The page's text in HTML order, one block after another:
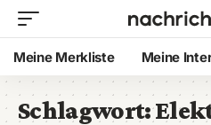
Meine Merkliste Meine
Schlagwort: